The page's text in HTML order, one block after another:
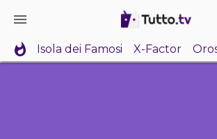
Isola dei Famosi X-Factor